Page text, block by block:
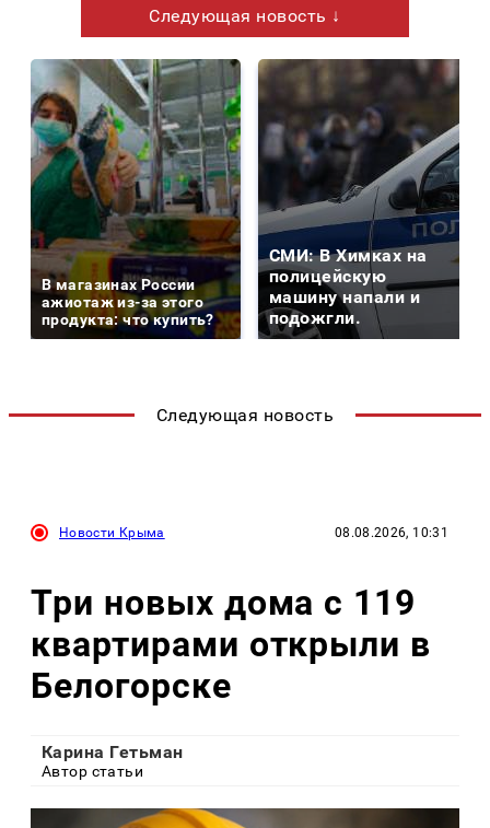
Следующая новость ↓
В магазинах России
ажиотаж из-за этого
продукта: что купить?
СМИ: В Химках на
полицейскую
машину напали и
подожгли.
Следующая новость
Новости Крыма 08.08.2026, 10:31
Три новых дома с 119
квартирами открыли в
Белогорске
Карина Гетьман
Автор статьи